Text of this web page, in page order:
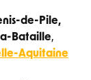
de-Pile,
Bataille,
Aquitaine